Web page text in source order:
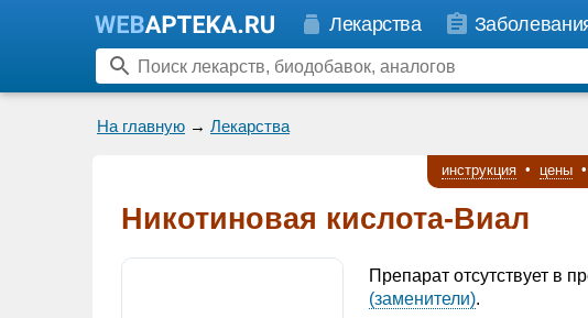
Лекарства
На главную → Лекарства
инструкция • цены •
Никотиновая кислота-Виал
Препарат отсутствует в
(заменители).